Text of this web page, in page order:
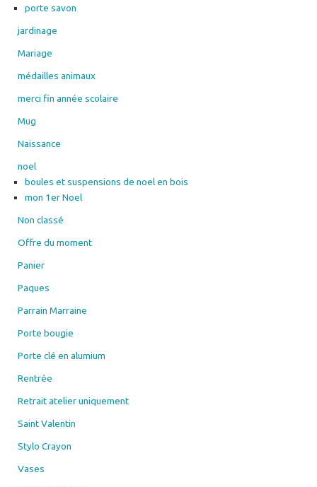
Mariage
médailles animaux
merci fin année scolaire
Mug
Naissance
noel
boules et suspensions de noel en bois
Non classé
Offre du moment
Panier
Paques
Parrain Marraine
Porte bougie
Porte clé en alumium
Rentrée
Retrait atelier uniquement
Saint Valentin
Stylo Crayon
Vases
verre à Whisky
Verre RICARD